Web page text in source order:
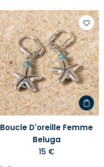
à
votre
liste
Boucle D'oreille Femme
Beluga
15 €